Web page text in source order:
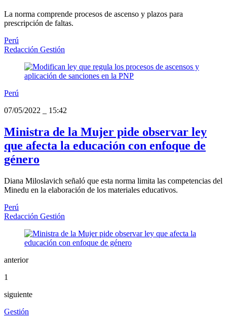
La norma comprende procesos de ascenso y plazos para
prescripción de faltas.
Perú
Redacción Gestión
Perú
07/05/2022
15:42
Ministra de la Mujer pide observar ley
que afecta la educación con enfoque de
género
Diana Miloslavich señaló que esta norma limita las competencias del
Minedu en la elaboración de los materiales educativos.
Perú
Redacción Gestión
anterior
1
siguiente
Gestión